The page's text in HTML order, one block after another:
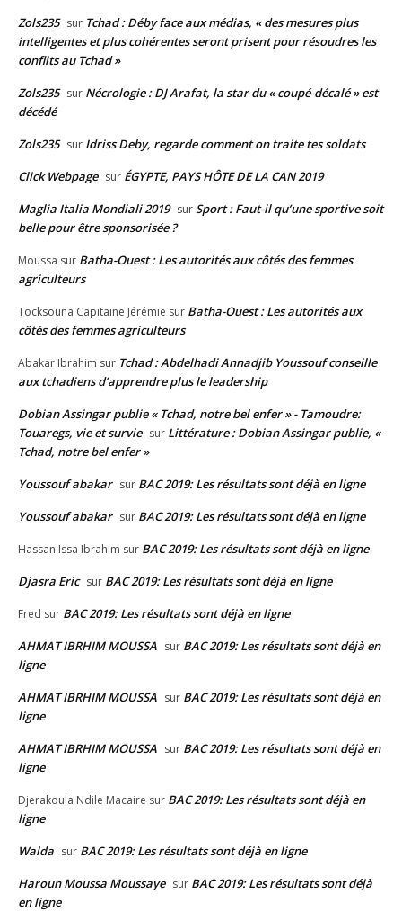
Zols235 sur Tchad : Déby face aux médias, « des mesures plus
intelligentes et plus cohérentes seront prisent pour résoudres les
conflits au Tchad »
Zols235 sur Nécrologie : DJ Arafat, la star du « coupé-décalé » est
décédé
Zols235 sur Idriss Deby, regarde comment on traite tes soldats
Click Webpage sur ÉGYPTE, PAYS HÔTE DE LA CAN 2019
Maglia Italia Mondiali 2019 surSport : Faut-il qu’une sportive soit
belle pour être sponsorisée ?
Moussa sur Batha-Ouest : Les autorités aux côtés des femmes
agriculteurs
Tocksouna Capitaine Jérémie sur Batha-Ouest : Les autorités aux
côtés des femmes agriculteurs
Abakar Ibrahim sur Tchad : Abdelhadi Annadjib Youssouf conseille
aux tchadiens d’apprendre plus le leadership
Dobian Assingar publie « Tchad, notre bel enfer » - Tamoudre:
Touaregs, vie et survie sur Littérature : Dobian Assingar publie, «
Tchad, notre bel enfer »
Youssouf abakar sur BAC 2019: Les résultats sont déjà en ligne
Youssouf abakar sur BAC 2019: Les résultats sont déjà en ligne
Hassan Issa Ibrahim sur BAC 2019: Les résultats sont déjà en ligne
Djasra Eric sur BAC 2019: Les résultats sont déjà en ligne
Fred sur BAC 2019: Les résultats sont déjà en ligne
AHMAT IBRHIM MOUSSA sur BAC 2019: Les résultats sont déjà en
ligne
AHMAT IBRHIM MOUSSA sur BAC 2019: Les résultats sont déjà en
ligne
AHMAT IBRHIM MOUSSA sur BAC 2019: Les résultats sont déjà en
ligne
Djerakoula Ndile Macaire sur BAC 2019: Les résultats sont déjà en
ligne
Walda sur BAC 2019: Les résultats sont déjà en ligne
Haroun Moussa Moussaye sur BAC 2019: Les résultats sont déjà
en ligne